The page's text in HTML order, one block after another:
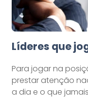
Líderes que
Para jogar na
prestar atenção
a dia e o que